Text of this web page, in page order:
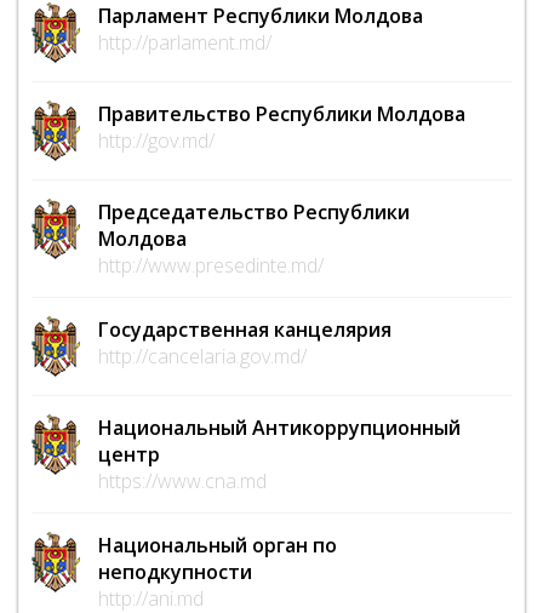
Парламент Республики Молдова
http://parlament.md/
Правительство Республики Молдова
http://gov.md/
Председательство Республики
Молдова
http://www.presedinte.md/
Государственная канцелярия
http://cancelaria.gov.md/
Национальный Антикоррупционный
центр
https://www.cna.md
Национальный орган по
неподкупности
http://ani.md